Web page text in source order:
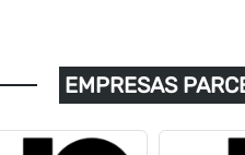
EMPRESAS